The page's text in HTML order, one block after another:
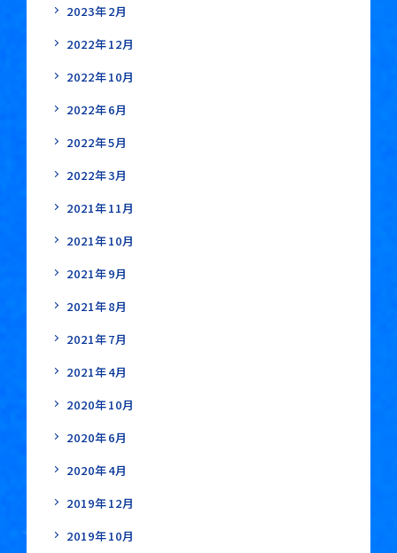
2023年2月
2022年12月
2022年10月
2022年6月
2022年5月
2022年3月
2021年11月
2021年10月
2021年9月
2021年8月
2021年7月
2021年4月
2020年10月
2020年6月
2020年4月
2019年12月
2019年10月